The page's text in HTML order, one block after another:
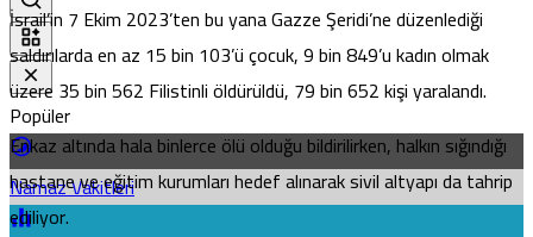
Popüler
Namaz Vakitleri
İsrail’in 7 Ekim 2023’ten bu yana Gazze Şeridi’ne düzenlediği
saldırılarda en az 15 bin 103’ü çocuk, 9 bin 849’u kadın olmak
üzere 35 bin 562 Filistinli öldürüldü, 79 bin 652 kişi yaralandı.
Enkaz altında hala binlerce ölü olduğu bildirilirken, halkın sığındığı
hastane ve eğitim kurumları hedef alınarak sivil altyapı da tahrip
ediliyor.